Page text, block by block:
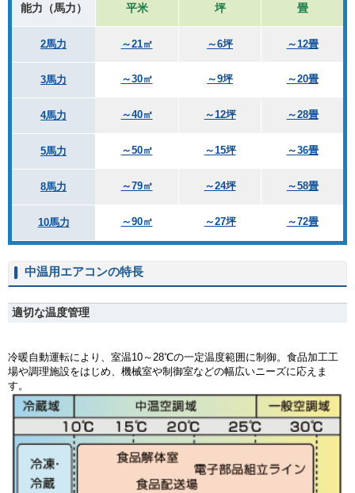
能力（馬力） 平米 坪 畳
2馬力 ～21㎡ ～6坪 ～12畳
3馬力 ～30㎡ ～9坪 ～20畳
4馬力 ～40㎡ ～12坪 ～28畳
5馬力 ～50㎡ ～15坪 ～36畳
8馬力 ～79㎡ ～24坪 ～58畳
10馬力 ～90㎡ ～27坪 ～72畳
中温用エアコンの特長
適切な温度管理
冷暖自動運転により、室温10～28℃の一定温度範囲に制御。食品加工工
場や調理施設をはじめ、機械室や制御室などの幅広いニーズに応えま
す。